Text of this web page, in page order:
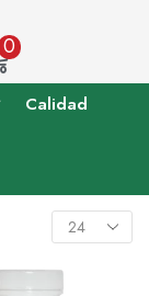
0
Calidad